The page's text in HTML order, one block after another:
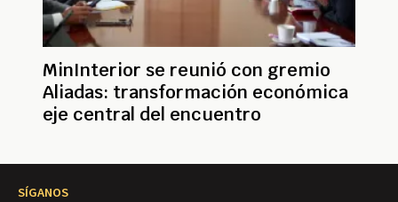
MinInterior se reunió con gremio
Aliadas: transformación económica
eje central del encuentro
SÍGANOS